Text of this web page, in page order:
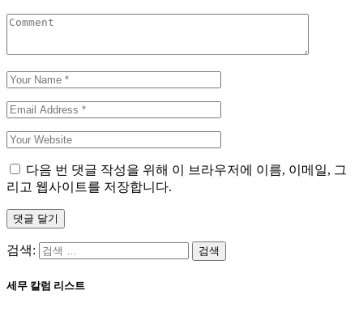
다음 번 댓글 작성을 위해 이 브라우저에 이름, 이메일, 그
리고 웹사이트를 저장합니다.
댓글 달기
검색:
세무 칼럼 리스트